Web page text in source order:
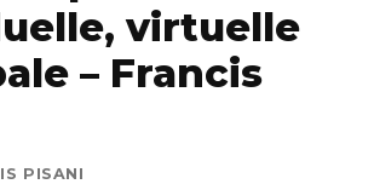
virtuelle
– Francis
PISANI